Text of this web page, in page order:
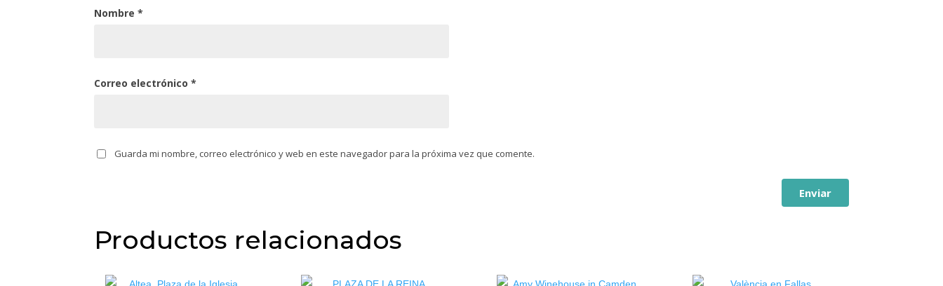
Nombre*
Correo electrónico*
Guarda mi nombre, correo electrónico y web en este navegador para la próxima vez que comente.
Enviar
Productos relacionados